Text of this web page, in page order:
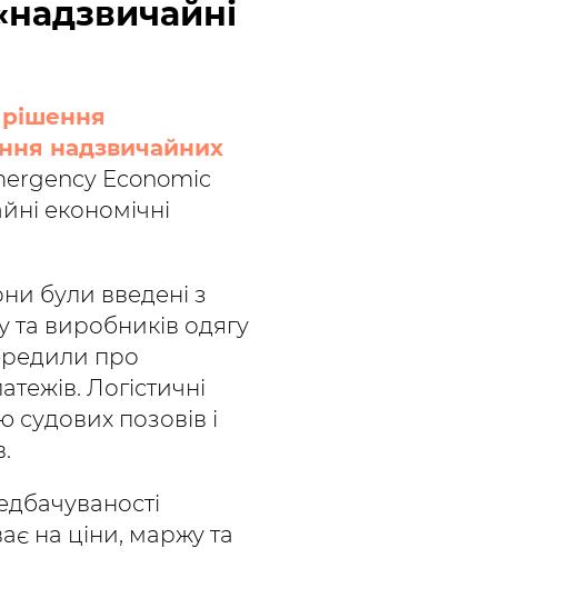
надзвичайних
Economic
економічні
були введені з
та виробників одягу
про
Логістичні
судових позовів і
на ціни, маржу та